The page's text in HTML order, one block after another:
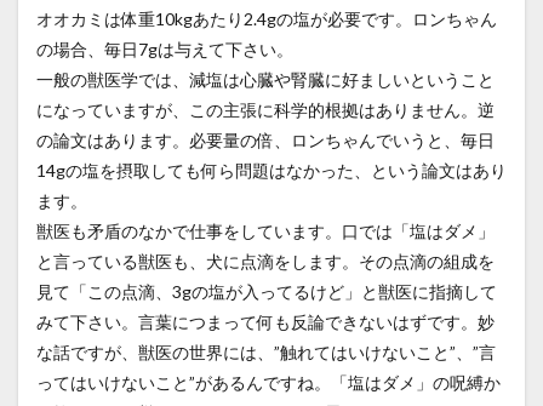
オオカミは体重10kgあたり2.4gの塩が必要です。ロンちゃん
の場合、毎日7gは与えて下さい。
一般の獣医学では、減塩は心臓や腎臓に好ましいということ
になっていますが、この主張に科学的根拠はありません。逆
の論文はあります。必要量の倍、ロンちゃんでいうと、毎日
14gの塩を摂取しても何ら問題はなかった、という論文はあり
ます。
獣医も矛盾のなかで仕事をしています。口では「塩はダメ」
と言っている獣医も、犬に点滴をします。その点滴の組成を
見て「この点滴、3gの塩が入ってるけど」と獣医に指摘して
みて下さい。言葉につまって何も反論できないはずです。妙
な話ですが、獣医の世界には、”触れてはいけないこと”、”言
ってはいけないこと”があるんですね。「塩はダメ」の呪縛か